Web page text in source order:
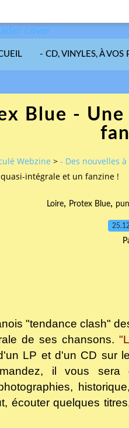
- CD, VINYLES, À VOS
Blue -
Webzine > - Des nouvelles
intégrale et un fanzine !
Loire, Protex Blue,
"tendance clash"
de ses chansons.
LP et d'un CD sur
il vous sera
écouter quelques